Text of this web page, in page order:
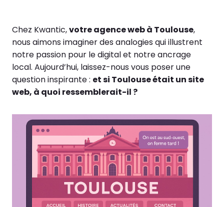
Chez Kwantic,votre agence web à Toulouse,
nous aimons imaginer des analogies qui illustrent
notre passion pour le digital et notre ancrage
local. Aujourd’hui, laissez-nous vous poser une
question inspirante : et si Toulouse était un site
web, à quoi ressemblerait-il ?